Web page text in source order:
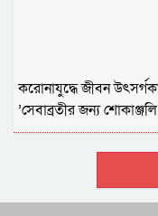
করােনাযুদ্ধে জীবন
‌’সেবাব্রতীর জন্য
প্রবাসী প্রতিশ্রুতিশীল